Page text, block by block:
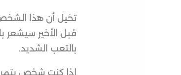
قبل الأخير سيشعر
بالتعب الشديد.
إذا كنت شخص